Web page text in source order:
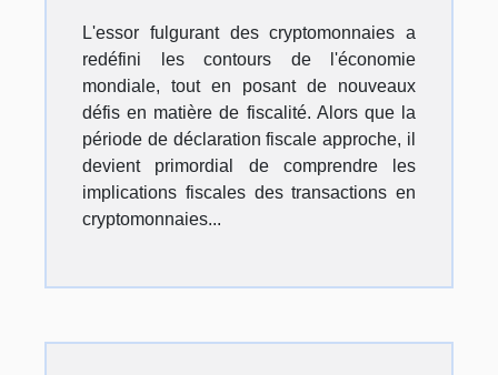
L'essor fulgurant des cryptomonnaies a
redéfini les contours de l'économie
mondiale, tout en posant de nouveaux
défis en matière de fiscalité. Alors que la
période de déclaration fiscale approche, il
devient primordial de comprendre les
implications fiscales des transactions en
cryptomonnaies...